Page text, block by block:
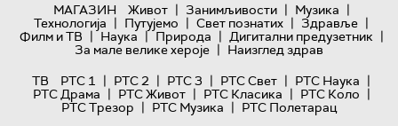
МАГАЗИН
Живот | Занимљивости | Музика |
Технологијa | Путујемо | Свет познатих | Здравље |
Филм и ТВ | Наука | Природа | Дигитални предузетник |
За мале велике хероје | Наизглед здрав
ТВ
РТС 1 | РТС 2 | РТС 3 | РТС Свет | РТС Наука |
РТС Драма | РТС Живот | РТС Класика | РТС Коло |
РТС Трезор | РТС Музика | РТС Полетарац